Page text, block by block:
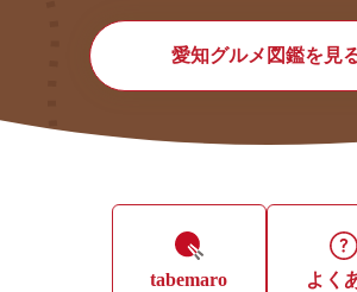
愛知グルメ図鑑を見
tabemaro
よく